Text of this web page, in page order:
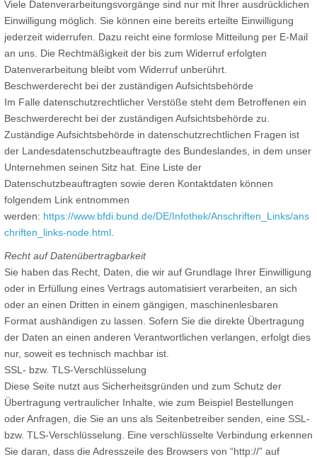
Viele Datenverarbeitungsvorgänge sind nur mit Ihrer ausdrücklichen
Einwilligung möglich. Sie können eine bereits erteilte Einwilligung
jederzeit widerrufen. Dazu reicht eine formlose Mitteilung per E-Mail
an uns. Die Rechtmäßigkeit der bis zum Widerruf erfolgten
Datenverarbeitung bleibt vom Widerruf unberührt.
Beschwerderecht bei der zuständigen Aufsichtsbehörde
Im Falle datenschutzrechtlicher Verstöße steht dem Betroffenen ein
Beschwerderecht bei der zuständigen Aufsichtsbehörde zu.
Zuständige Aufsichtsbehörde in datenschutzrechtlichen Fragen ist
der Landesdatenschutzbeauftragte des Bundeslandes, in dem unser
Unternehmen seinen Sitz hat. Eine Liste der
Datenschutzbeauftragten sowie deren Kontaktdaten können
folgendem Link entnommen
werden: https://www.bfdi.bund.de/DE/Infothek/Anschriften_Links/ans
chriften_links-node.html.
Recht auf Datenübertragbarkeit
Sie haben das Recht, Daten, die wir auf Grundlage Ihrer Einwilligung
oder in Erfüllung eines Vertrags automatisiert verarbeiten, an sich
oder an einen Dritten in einem gängigen, maschinenlesbaren
Format aushändigen zu lassen. Sofern Sie die direkte Übertragung
der Daten an einen anderen Verantwortlichen verlangen, erfolgt dies
nur, soweit es technisch machbar ist.
SSL- bzw. TLS-Verschlüsselung
Diese Seite nutzt aus Sicherheitsgründen und zum Schutz der
Übertragung vertraulicher Inhalte, wie zum Beispiel Bestellungen
oder Anfragen, die Sie an uns als Seitenbetreiber senden, eine SSL-
bzw. TLS-Verschlüsselung. Eine verschlüsselte Verbindung erkennen
Sie daran, dass die Adresszeile des Browsers von “http://” auf